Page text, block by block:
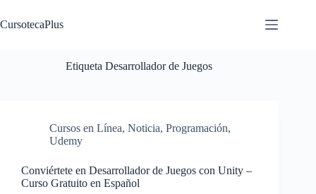
al
contenido
CursotecaPlus
Etiqueta Desarrollador de Juegos
Cursos en Línea, Noticia, Programación,
Udemy
Conviértete en Desarrollador de Juegos con Unity –
Curso Gratuito en Español